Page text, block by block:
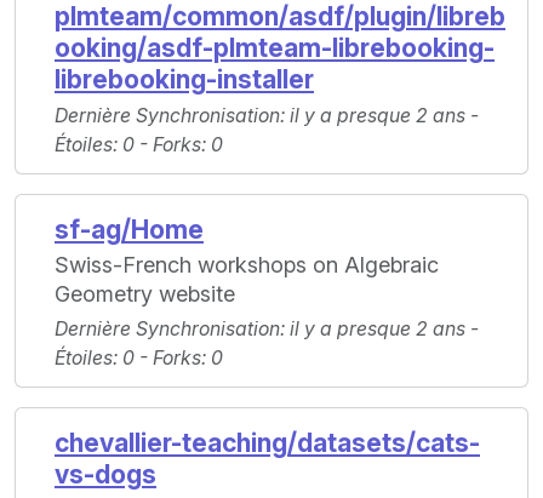
plmteam/common/asdf/plugin/libreb
ooking/asdf-plmteam-librebooking-
librebooking-installer
Dernière Synchronisation: il y a presque 2 ans -
Étoiles: 0 - Forks: 0
sf-ag/Home
Swiss-French workshops on Algebraic
Geometry website
Dernière Synchronisation: il y a presque 2 ans -
Étoiles: 0 - Forks: 0
chevallier-teaching/datasets/cats-
vs-dogs